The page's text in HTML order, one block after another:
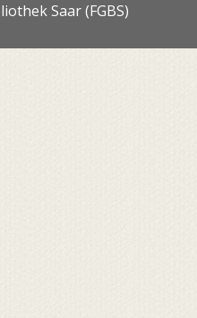
Saar (FGBS)